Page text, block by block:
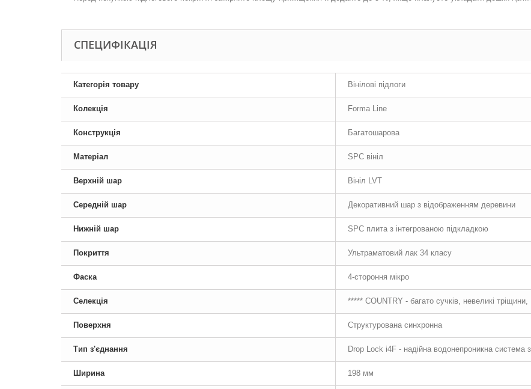
СПЕЦИФІКАЦІЯ
Категорія товару Вінілові підлоги
Колекція Forma Line
Конструкція Багатошарова
Матеріал SPC вініл
Верхній шар Вініл LVT
Середній шар Декоративний шар з відображенням деревини
Нижній шар SPC плита з інтегрованою підкладкою
Покриття Ультраматовий лак 34 класу
Фаска 4-стороння мікро
Селекція ***** COUNTRY - багато сучків, невеликі тріщини,
Поверхня Структурована синхронна
Тип з'єднання Drop Lock i4F - надійна водонепроникна система
Ширина 198 мм